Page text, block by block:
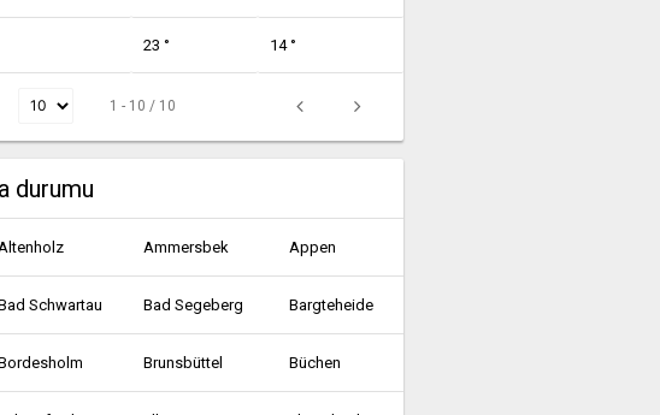
23 ° 14 °
1 - 10 / 10
durumu
Ammersbek Appen
Schwartau Bad Segeberg Bargteheide
Brunsbüttel Büchen